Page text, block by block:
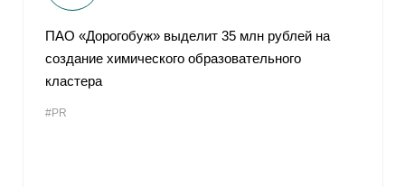
ПАО «Дорогобуж» выделит 35 млн рублей на
создание химического образовательного
кластера
#PR